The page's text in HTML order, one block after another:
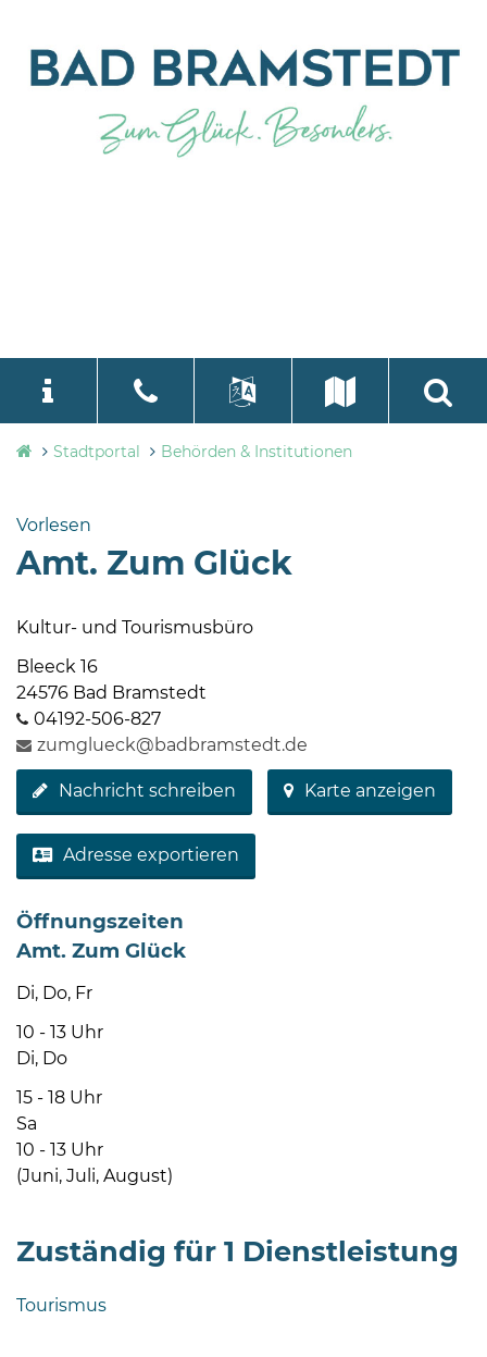
Stadtverwaltung
Bramstedt
19
Bramstedt
04192-
506-
zentrale@badbramstedt.de
Mo,
Fr
Uhr
Do
08
und
language
Select Language
Stadtportal Behörden & Institutionen
Vorlesen
Amt. Zum Glück
Kultur- und Tourismusbüro
Bleeck 16
24576 Bad Bramstedt
04192-506-827
zumglueck@badbramstedt.de
Nachricht schreiben Karte anzeigen
Adresse exportieren
Öffnungszeiten
Amt. Zum Glück
Di, Do, Fr
10 - 13 Uhr
Di, Do
15 - 18 Uhr
Sa
10 - 13 Uhr
(Juni, Juli, August)
Zuständig für 1 Dienstleistung
Tourismus